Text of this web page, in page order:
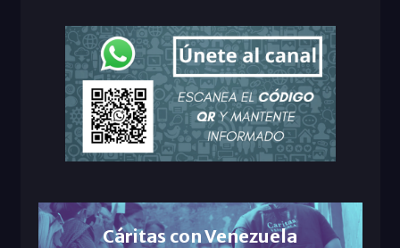
Cáritas con Venezuela